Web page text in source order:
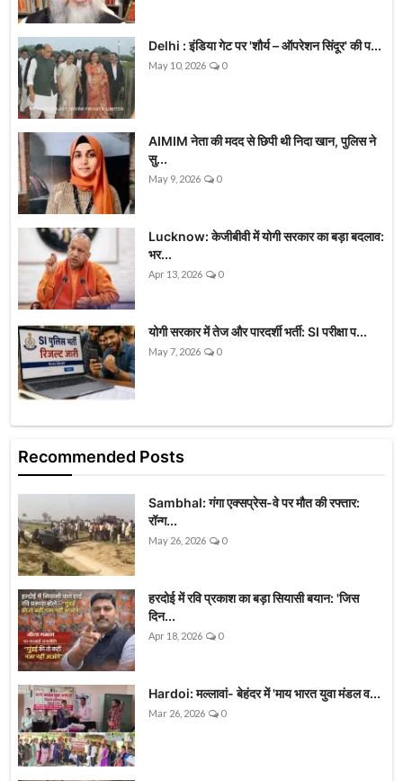
Delhi : इंडिया गेट पर 'शौर्य – ऑपरेशन सिंदूर' की प...
May 10, 2026 0
AIMIM नेता की मदद से छिपी थी निदा खान, पुलिस ने
सु...
May 9, 2026 0
Lucknow: केजीबीवी में योगी सरकार का बड़ा बदलाव:
भर...
Apr 13, 2026 0
योगी सरकार में तेज और पारदर्शी भर्ती: SI परीक्षा प...
May 7, 2026 0
Recommended Posts
Sambhal: गंगा एक्सप्रेस-वे पर मौत की रफ्तार:
रॉन्ग...
May 26, 2026 0
हरदोई में रवि प्रकाश का बड़ा सियासी बयान: 'जिस
दिन...
Apr 18, 2026 0
Hardoi: मल्लावां- बेहंदर में 'माय भारत युवा मंडल व...
Mar 26, 2026 0